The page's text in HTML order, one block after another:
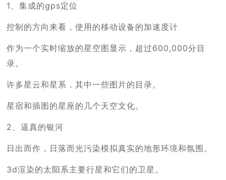
1、集成的gps定位
控制的方向来看，使用的移动设备的加速度计
作为一个实时缩放的星空图显示，超过600,000分目
录。
许多星云和星系，其中一些图片的目录。
星宿和插图的星座的几个天空文化。
2、逼真的银河
日出而作，日落而光污染模拟真实的地形环境和氛围。
3d渲染的太阳系主要行星和它们的卫星。